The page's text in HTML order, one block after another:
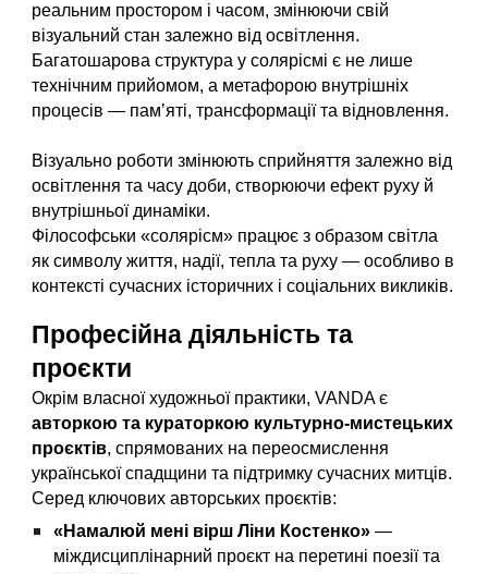
реальним простором і часом, змінюючи свій
візуальний стан залежно від освітлення.
Багатошарова структура у солярісмі є не лише
технічним прийомом, а метафорою внутрішніх
процесів — памʼяті, трансформації та відновлення.
Візуально роботи змінюють сприйняття залежно від
освітлення та часу доби, створюючи ефект руху й
внутрішньої динаміки.
Філософськи «солярісм» працює з образом світла
як символу життя, надії, тепла та руху — особливо в
контексті сучасних історичних і соціальних викликів.
Професійна діяльність та
проєкти
Окрім власної художньої практики, VANDA є
авторкою та кураторкою культурно-мистецьких
проєктів, спрямованих на переосмислення
української спадщини та підтримку сучасних митців.
Серед ключових авторських проєктів:
«Намалюй мені вірш Ліни Костенко» —
міждисциплінарний проєкт на перетині поезії та